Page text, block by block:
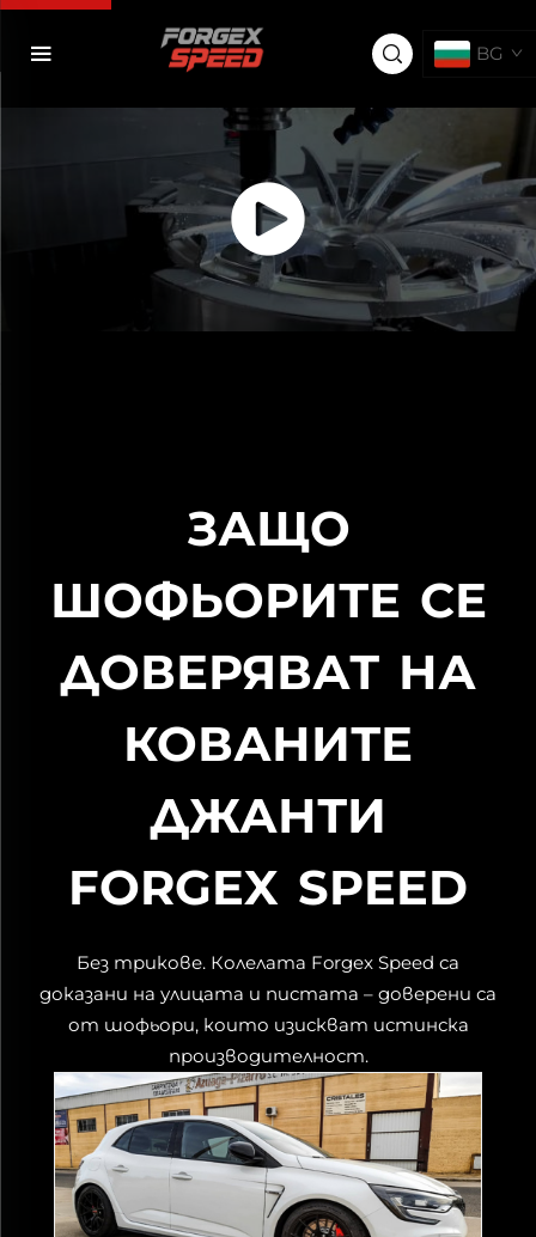
BG
ЗАЩО
ШОФЬОРИТЕ СЕ
ДОВЕРЯВАТ НА
КОВАНИТЕ
ДЖАНТИ
FORGEX SPEED
Без трикове. Колелата Forgex Speed са
доказани на улицата и пистата – доверени са
от шофьори, които изискват истинска
производителност.